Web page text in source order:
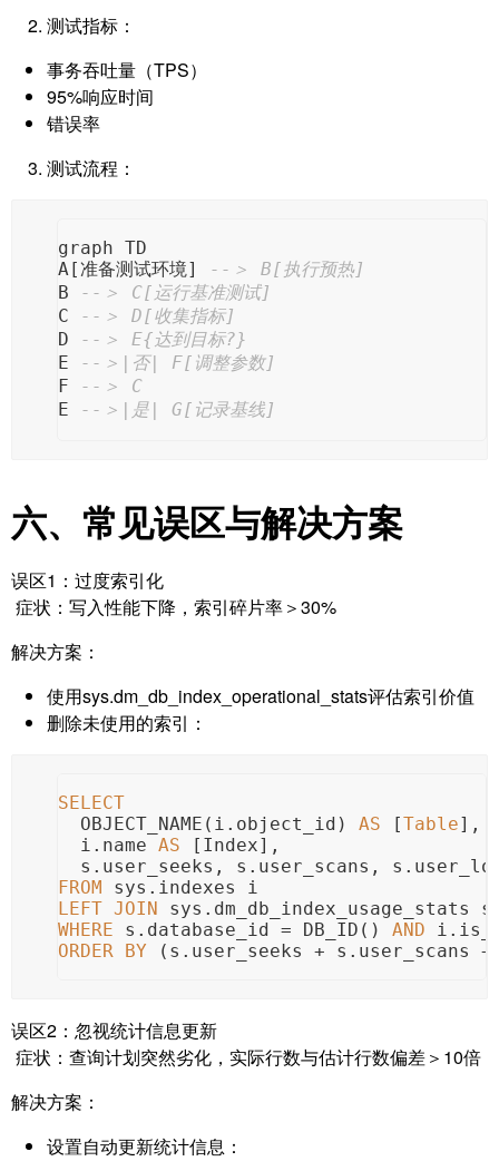
测试指标：
事务吞吐量（TPS）
95%响应时间
错误率
测试流程：
graph TD
A[准备测试环境]
--＞ B[执行预热]
B
--＞ C[运行基准测试]
C
--＞ D[收集指标]
D
--＞ E{达到目标?}
E
--＞|否| F[调整参数]
F
--＞ C
E
--＞|是| G[记录基线]
六、常见误区与解决方案
误区1：过度索引化
症状：写入性能下降，索引碎片率＞30%
解决方案：
使用sys.dm_db_index_operational_stats评估索引价值
删除未使用的索引：
SELECT
OBJECT_NAME(i.object_id) AS [Table],
i.name AS [Index],
s.user_seeks, s.user_scans,
FROM
sys.indexes i
LEFT JOIN
sys.dm_db_index_usage_stats
WHERE s.database_id = DB_ID() AND
ORDER
BY (s.user_seeks + s.user_scans +
误区2：忽视统计信息更新
症状：查询计划突然劣化，实际行数与估计行数偏差＞10倍
解决方案：
设置自动更新统计信息：